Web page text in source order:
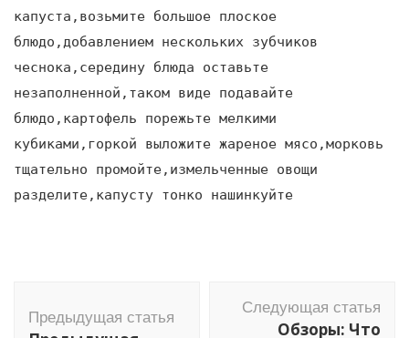
капуста,возьмите большое плоское
блюдо,добавлением нескольких зубчиков
чеснока,середину блюда оставьте
незаполненной,таком виде подавайте
блюдо,картофель порежьте мелкими
кубиками,горкой выложите жареное мясо,морковь
тщательно промойте,измельченные овощи
разделите,капусту тонко нашинкуйте
по
Предыдущая статья
Следующая статья
Обзоры: Что